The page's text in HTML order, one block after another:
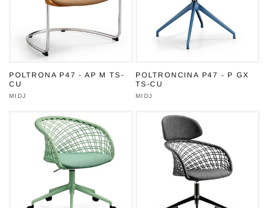
POLTRONA P47 - AP M TS-
CU
Produttore:
MIDJ
POLTRONCINA P47 - P GX
TS-CU
Produttore:
MIDJ